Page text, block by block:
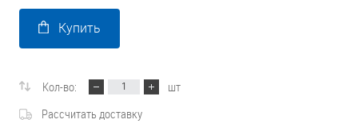
Купить
Кол-во:
шт
Рассчитать доставку